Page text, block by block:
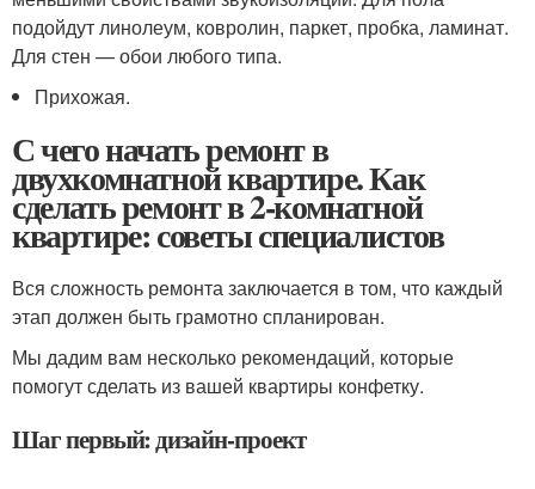
подойдут линолеум, ковролин, паркет, пробка, ламинат.
Для стен — обои любого типа.
Прихожая.
С чего начать ремонт в
двухкомнатной квартире. Как
сделать ремонт в 2-комнатной
квартире: советы специалистов
Вся сложность ремонта заключается в том, что каждый
этап должен быть грамотно спланирован.
Мы дадим вам несколько рекомендаций, которые
помогут сделать из вашей квартиры конфетку.
Шаг первый: дизайн-проект